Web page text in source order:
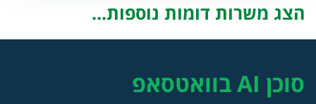
הצג משרות דומות נוספות...
סוכן AI בוואטסאפ